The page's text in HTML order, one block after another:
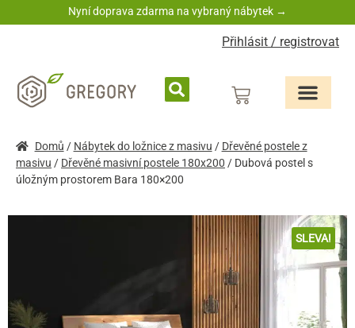
Nyní doprava zdarma na vybraný nábytek →
Přihlásit / registrovat
Domů / Nábytek do ložnice z masivu / Dřevěné postele z
masivu / Dřevěné masivní postele 180x200 / Dubová postel s
úložným prostorem Bara 180×200
SLEVA!